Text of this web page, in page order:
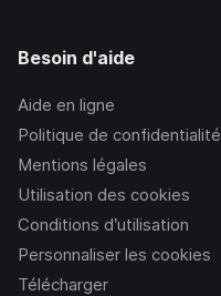
Besoin d'aide
Aide en ligne
Politique de confidentialité
Mentions légales
Utilisation des cookies
Conditions d’utilisation
Personnaliser les cookies
Télécharger